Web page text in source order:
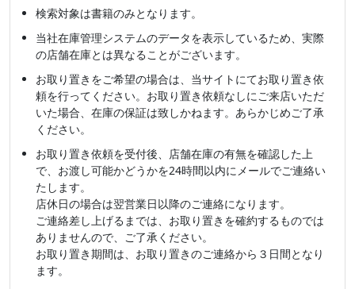
検索対象は書籍のみとなります。
当社在庫管理システムのデータを表示しているため、実際
の店舗在庫とは異なることがございます。
お取り置きをご希望の場合は、当サイトにてお取り置き依
頼を行ってください。お取り置き依頼なしにご来店いただ
いた場合、在庫の保証は致しかねます。あらかじめご了承
ください。
お取り置き依頼を受付後、店舗在庫の有無を確認した上
で、お渡し可能かどうかを24時間以内にメールでご連絡い
たします。
店休日の場合は翌営業日以降のご連絡になります。
ご連絡差し上げるまでは、お取り置きを確約するものでは
ありませんので、ご了承ください。
お取り置き期間は、お取り置きのご連絡から３日間となり
ます。